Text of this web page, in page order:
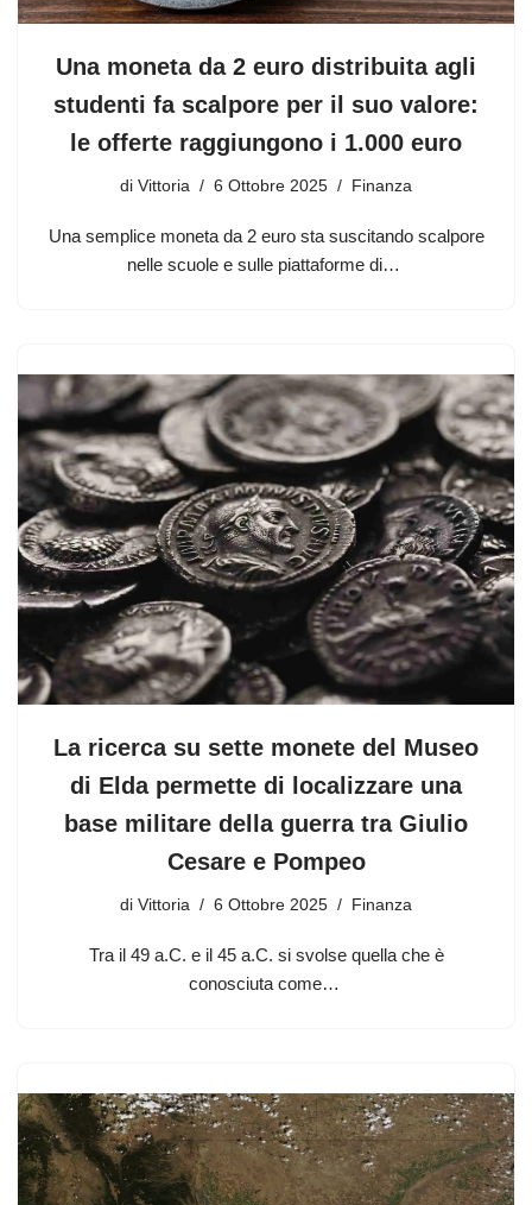
Una moneta da 2 euro distribuita agli
studenti fa scalpore per il suo valore:
le offerte raggiungono i 1.000 euro
di Vittoria 6 Ottobre 2025 Finanza
Una semplice moneta da 2 euro sta suscitando scalpore
nelle scuole e sulle piattaforme di…
La ricerca su sette monete del Museo
di Elda permette di localizzare una
base militare della guerra tra Giulio
Cesare e Pompeo
di Vittoria 6 Ottobre 2025 Finanza
Tra il 49 a.C. e il 45 a.C. si svolse quella che è
conosciuta come…